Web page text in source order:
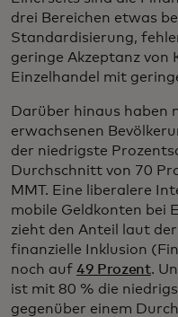
drei Bereichen etwas
Standardisierung,
geringe Akzeptanz von
Einzelhandel mit
Darüber hinaus haben
erwachsenen
der niedrigste
Durchschnitt von 70
MMT. Eine liberalere
mobile Geldkonten bei
zieht den Anteil laut
finanzielle Inklusion
noch auf 49 Prozent.
ist mit 80 % die
gegenüber einem